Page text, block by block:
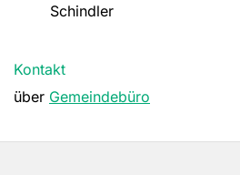
Schindler
Kontakt
über Gemeindebüro